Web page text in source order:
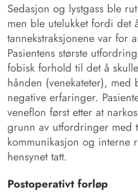
Sedasjon og lystgass ble
men ble utelukket fordi
tannekstraksjonene var for
Pasientens største
fobisk forhold til det å
hånden (venekateter),
negative erfaringer.
veneflon først etter at
grunn av utfordringer med
kommunikasjon og interne
hensynet tatt.
Postoperativt forløp